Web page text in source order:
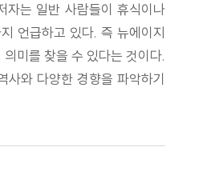
자는 일반 사람들이 휴식이나
언급하고 있다. 즉 뉴에이지
미를 찾을 수 있다는 것이다.
사와 다양한 경향을 파악하기